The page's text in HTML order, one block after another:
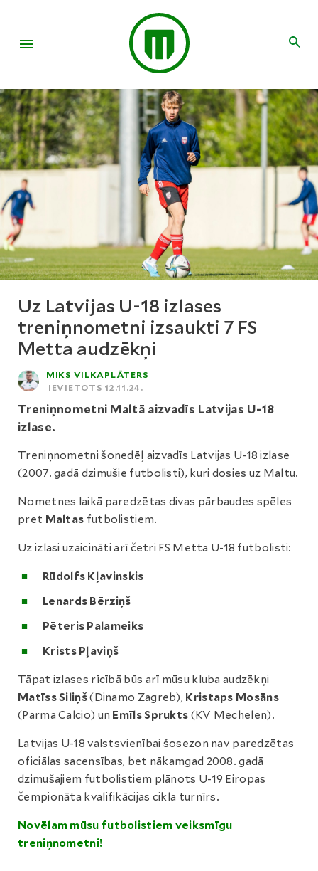
Uz Latvijas U-18 izlases
treniņnometni izsaukti 7 FS
Metta audzēkņi
MIKS VILKAPLĀTERS
IEVIETOTS 12.11.24.
Treniņnometni Maltā aizvadīs Latvijas U-18
izlase.
Treniņnometni šonedēļ aizvadīs Latvijas U-18 izlase
(2007. gadā dzimušie futbolisti), kuri dosies uz Maltu.
Nometnes laikā paredzētas divas pārbaudes spēles
pret Maltas futbolistiem.
Uz izlasi uzaicināti arī četri FS Metta U-18 futbolisti:
Rūdolfs Kļavinskis
Lenards Bērziņš
Pēteris Palameiks
Krists Pļaviņš
Tāpat izlases rīcībā būs arī mūsu kluba audzēkņi
Matīss Siliņš(Dinamo Zagreb), Kristaps Mosāns
(Parma Calcio) un Emīls Sprukts (KV Mechelen).
Latvijas U-18 valstsvienībai šosezon nav paredzētas
oficiālas sacensības, bet nākamgad 2008. gadā
dzimušajiem futbolistiem plānots U-19 Eiropas
čempionāta kvalifikācijas cikla turnīrs.
Novēlam mūsu futbolistiem veiksmīgu
treniņnometni!